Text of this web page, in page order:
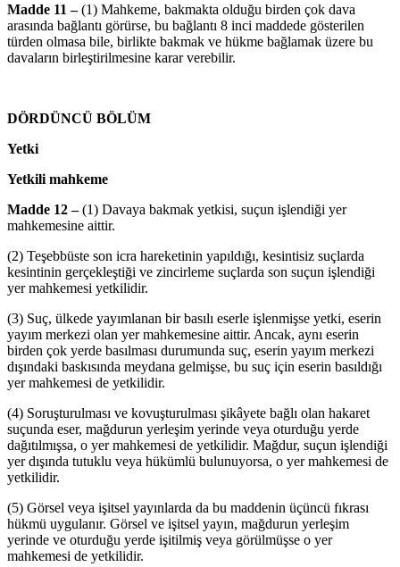
Madde 11 –(1) Mahkeme, bakmakta olduğu birden çok dava
arasında bağlantı görürse, bu bağlantı 8 inci maddede gösterilen
türden olmasa bile, birlikte bakmak ve hükme bağlamak üzere bu
davaların birleştirilmesine karar verebilir.
DÖRDÜNCÜ BÖLÜM
Yetki
Yetkili mahkeme
Madde 12 –(1) Davaya bakmak yetkisi, suçun işlendiği yer
mahkemesine aittir.
(2) Teşebbüste son icra hareketinin yapıldığı, kesintisiz suçlarda
kesintinin gerçekleştiği ve zincirleme suçlarda son suçun işlendiği
yer mahkemesi yetkilidir.
(3) Suç, ülkede yayımlanan bir basılı eserle işlenmişse yetki, eserin
yayım merkezi olan yer mahkemesine aittir. Ancak, aynı eserin
birden çok yerde basılması durumunda suç, eserin yayım merkezi
dışındaki baskısında meydana gelmişse, bu suç için eserin basıldığı
yer mahkemesi de yetkilidir.
(4) Soruşturulması ve kovuşturulması şikâyete bağlı olan hakaret
suçunda eser, mağdurun yerleşim yerinde veya oturduğu yerde
dağıtılmışsa, o yer mahkemesi de yetkilidir. Mağdur, suçun işlendiği
yer dışında tutuklu veya hükümlü bulunuyorsa, o yer mahkemesi de
yetkilidir.
(5) Görsel veya işitsel yayınlarda da bu maddenin üçüncü fıkrası
hükmü uygulanır. Görsel ve işitsel yayın, mağdurun yerleşim
yerinde ve oturduğu yerde işitilmiş veya görülmüşse o yer
mahkemesi de yetkilidir.